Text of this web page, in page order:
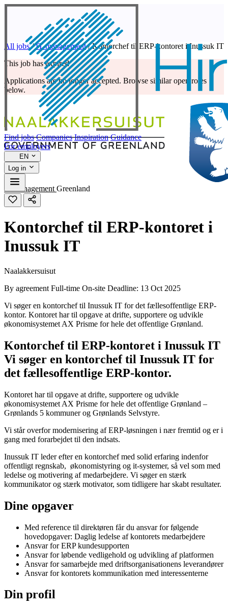
Find jobs Companies Inspiration Guidance
For employers
EN
Log in
All jobs / IT management / Kontorchef til ERP-kontoret i Inussuk IT
This job has expired
Applications are no longer accepted. Browse similar open roles
below.
IT management Greenland
Kontorchef til ERP-kontoret i
Inussuk IT
Naalakkersuisut
By agreement Full-time On-site Deadline: 13 Oct 2025
Vi søger en kontorchef til Inussuk IT for det fællesoffentlige ERP-
kontor. Kontoret har til opgave at drifte, supportere og udvikle
økonomisystemet AX Prisme for hele det offentlige Grønland.
Kontorchef til ERP-kontoret i Inussuk IT
Vi søger en kontorchef til Inussuk IT for
det fællesoffentlige ERP-kontor.
Kontoret har til opgave at drifte, supportere og udvikle
økonomisystemet AX Prisme for hele det offentlige Grønland –
Grønlands 5 kommuner og Grønlands Selvstyre.
Vi står overfor modernisering af ERP-løsningen i nær fremtid og er i
gang med forarbejdet til den indsats.
Inussuk IT leder efter en kontorchef med solid erfaring indenfor
offentligt regnskab, økonomistyring og it-systemer, så vel som med
ledelse og motivering af medarbejdere. Vi søger en stærk
kommunikator og stærk motivator, som tidligere har skabt resultater.
Dine opgaver
Med reference til direktøren får du ansvar for følgende
hovedopgaver: Daglig ledelse af kontorets medarbejdere
Ansvar for ERP kundesupporten
Ansvar for løbende vedligehold og udvikling af platformen
Ansvar for samarbejde med driftsorganisationens leverandører
Ansvar for kontorets kommunikation med interessenterne
Din profil